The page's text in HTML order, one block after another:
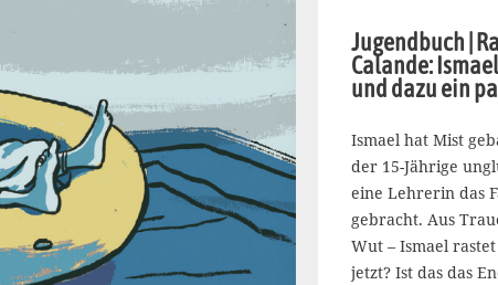
u
g
u
t
0
2
6
Jugendbuch |
Calande:
und dazu ein
Ismael hat Mist
der 15-Jährige
eine Lehrerin das
gebracht. Aus
Wut – Ismael
jetzt? Ist das das